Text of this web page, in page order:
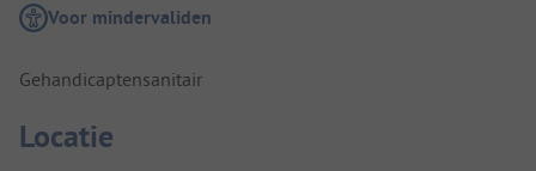
Voor mindervaliden
Gehandicaptensanitair
Locatie